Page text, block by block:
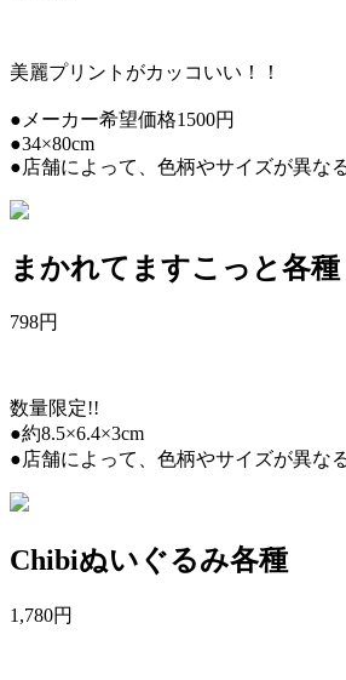
美麗プリントがカッコいい！！
●メーカー希望価格1500円
●34×80cm
●店舗によって、色柄やサイズが異な
まかれてますこっと各種
798円
数量限定!!
●約8.5×6.4×3cm
●店舗によって、色柄やサイズが異な
Chibiぬいぐるみ各種
1,780円